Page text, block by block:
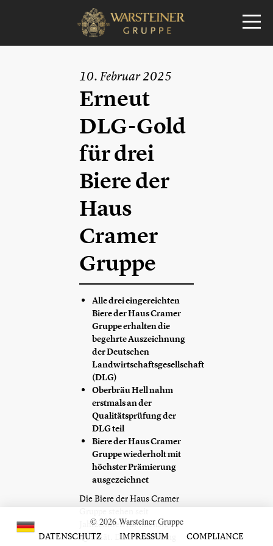
10. Februar 2025
Erneut
DLG-Gold
für drei
Biere der
Haus
Cramer
Gruppe
Alle drei eingereichten
Biere der Haus Cramer
Gruppe erhalten die
begehrte Auszeichnung
der Deutschen
Landwirtschaftsgesellschaft
(DLG)
Oberbräu Hell nahm
erstmals an der
Qualitätsprüfung der
DLG teil
Biere der Haus Cramer
Gruppe wiederholt mit
höchster Prämierung
ausgezeichnet
Die Biere der Haus Cramer
Jahrzehnten für höchste
Qualität. Die Verwendung
© 2026 Warsteiner Gruppe
DATENSCHUTZ
IMPRESSUM COMPLIANCE